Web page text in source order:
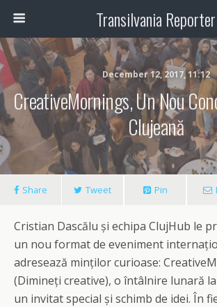
Transilvania Reporter
December 12, 2017, 11:12
CreativeMornings, Un Nou
Clujeană
Share Tweet Pin
Cristian Dascălu și echipa ClujHub le
un nou format de eveniment
adresează minților curioase:
(Dimineți creative), o întâlnire lunară
un invitat special și schimb de idei. În